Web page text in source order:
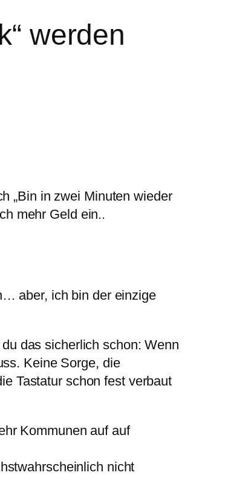
werden
„Bin in zwei Minuten wieder
mehr Geld ein..
aber, ich bin der einzige
das sicherlich schon: Wenn
Keine Sorge, die
Tastatur schon fest verbaut
Kommunen auf auf
nicht